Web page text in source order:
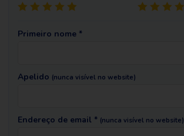
Primeiro nome *
Apelido (nunca visível no website)
Endereço de email * (nunca visível no website)